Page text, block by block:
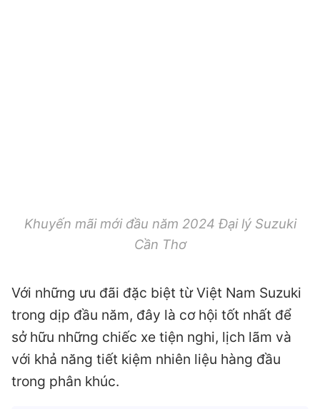
Khuyến mãi mới đầu năm 2024 Đại lý Suzuki
Cần Thơ
Với những ưu đãi đặc biệt từ Việt Nam Suzuki
trong dịp đầu năm, đây là cơ hội tốt nhất để
sở hữu những chiếc xe tiện nghi, lịch lãm và
với khả năng tiết kiệm nhiên liệu hàng đầu
trong phân khúc.